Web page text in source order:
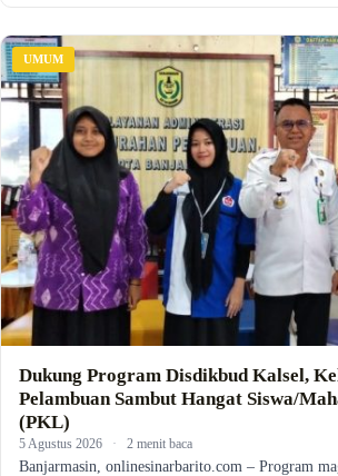
UMUM
Dukung Program Disdikbud Kalsel,
Pelambuan Sambut Hangat Siswa/
(PKL)
5 Agustus 2026 · 2 menit baca
Banjarmasin, onlinesinarbarito.com – Program